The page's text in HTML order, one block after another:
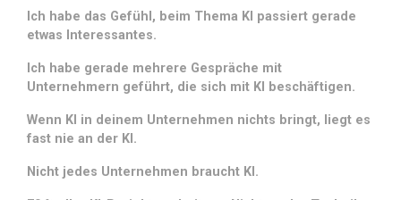
Ich habe das Gefühl, beim Thema KI passiert gerade
etwas Interessantes.
Ich habe gerade mehrere Gespräche mit
Unternehmern geführt, die sich mit KI beschäftigen.
Wenn KI in deinem Unternehmen nichts bringt, liegt es
fast nie an der KI.
Nicht jedes Unternehmen braucht KI.